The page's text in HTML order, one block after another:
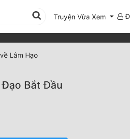
Truyện Vừa Xem
Lâm Hạo
Đạo Bắt Đầu